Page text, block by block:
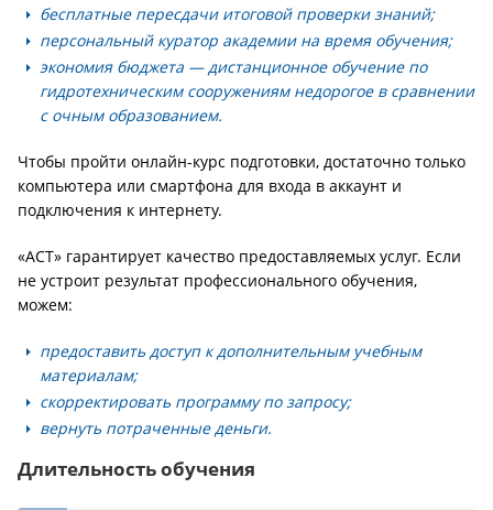
бесплатные пересдачи итоговой проверки знаний;
персональный куратор академии на время обучения;
экономия бюджета — дистанционное обучение по
гидротехническим сооружениям недорогое в сравнении
с очным образованием.
Чтобы пройти онлайн-курс подготовки, достаточно только
компьютера или смартфона для входа в аккаунт и
подключения к интернету.
«АСТ» гарантирует качество предоставляемых услуг. Если
не устроит результат профессионального обучения,
можем:
предоставить доступ к дополнительным учебным
материалам;
скорректировать программу по запросу;
вернуть потраченные деньги.
Длительность обучения